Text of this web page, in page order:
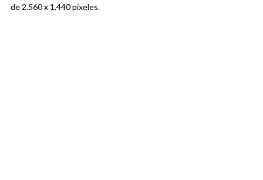
de 2.560 x 1.440 píxeles.